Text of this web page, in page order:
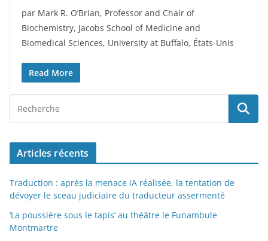
par Mark R. O’Brian, Professor and Chair of
Biochemistry, Jacobs School of Medicine and
Biomedical Sciences, University at Buffalo, États-Unis
Read More
Articles récents
Traduction : après la menace IA réalisée, la tentation de
dévoyer le sceau judiciaire du traducteur assermenté
‘La poussière sous le tapis’ au théâtre le Funambule
Montmartre